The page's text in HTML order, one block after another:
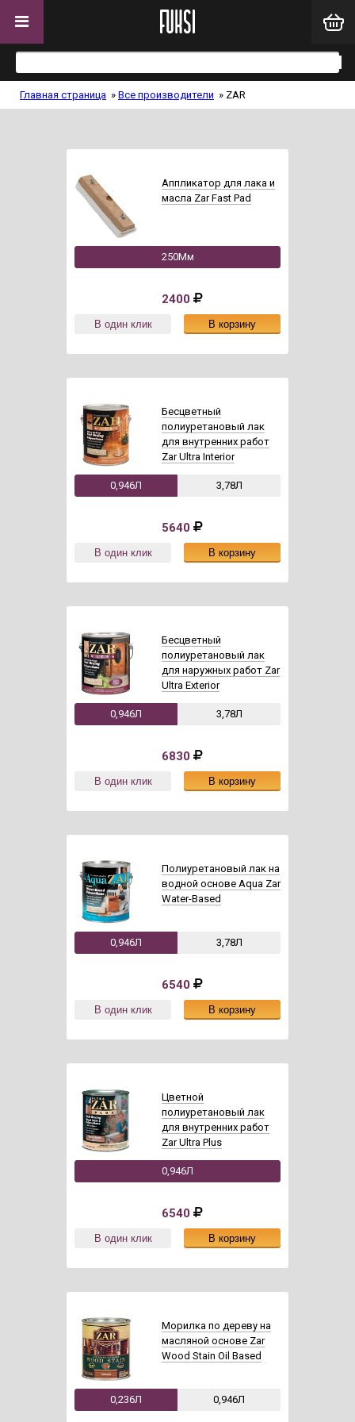
Главная страница » Все производители » ZAR
Аппликатор для лака и
масла Zar Fast Pad
250Мм
2400
Бесцветный
полиуретановый лак
для внутренних работ
Zar Ultra Interior
0,946Л 3,78Л
5640
Бесцветный
полиуретановый лак
для наружных работ Zar
Ultra Exterior
0,946Л 3,78Л
6830
Полиуретановый лак на
водной основе Aqua Zar
Water-Based
0,946Л 3,78Л
6540
Цветной
полиуретановый лак
для внутренних работ
Zar Ultra Plus
0,946Л
6540
Морилка по дереву на
масляной основе Zar
Wood Stain Oil Based
0,236Л 0,946Л